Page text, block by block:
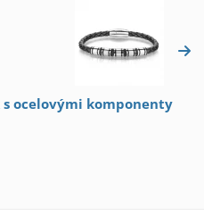
s ocelovými komponenty